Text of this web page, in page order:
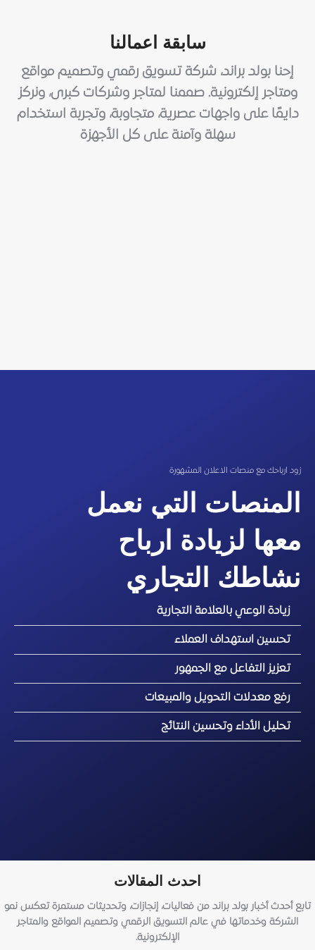
سابقة اعمالنا
إحنا بولد براند، شركة تسويق رقمي وتصميم مواقع
ومتاجر إلكترونية. صممنا لمتاجر وشركات كبرى، ونركز
دايمًا على واجهات عصرية، متجاوبة، وتجربة استخدام
سهلة وآمنة على كل الأجهزة
دراسة حالة : كيف حققنا 563,000 زيارة و4.9 مليون
زود ارباحك مع منصات الاعلان المشهورة
المنصات التي نعمل
معها لزيادة ارباح
نشاطك التجاري
زيادة الوعي بالعلامة التجارية
تحسين استهداف العملاء
تعزيز التفاعل مع الجمهور
رفع معدلات التحويل والمبيعات
تحليل الأداء وتحسين النتائج
احدث المقالات
تابع أحدث أخبار بولد براند من فعاليات، إنجازات، وتحديثات مستمرة تعكس نمو
الشركة وخدماتها في عالم التسويق الرقمي وتصميم المواقع والمتاجر
الإلكترونية.